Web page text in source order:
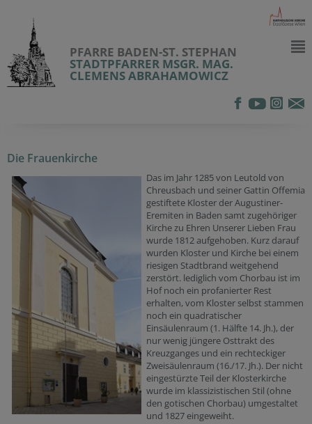
PFARRE BADEN-ST. STEPHAN
STADTPFARRER MSGR. MAG.
CLEMENS ABRAHAMOWICZ
Die Frauenkirche
Das im Jahr 1285 von Leutold von
Chreusbach und seiner Gattin Offemia
gestiftete Kloster der Augustiner-
Eremiten in Baden samt zugehöriger
Kirche zu Ehren Unserer Lieben Frau
wurde 1812 aufgehoben. Kurz darauf
wurden Kloster und Kirche bei einem
riesigen Stadtbrand weitgehend
zerstört. lediglich vom Chorbau ist im
Hof noch ein profanierter Rest
erhalten, vom Kloster selbst stammen
noch ein quadratischer
Einsäulenraum (1. Hälfte 14. Jh.), der
nur wenig jüngere Osttrakt des
Kreuzganges und ein rechteckiger
Zweisäulenraum (16./17. Jh.). Der nicht
eingestürzte Teil der Klosterkirche
wurde im klassizistischen Stil (ohne
den gotischen Chorbau) umgestaltet
und 1827 eingeweiht.